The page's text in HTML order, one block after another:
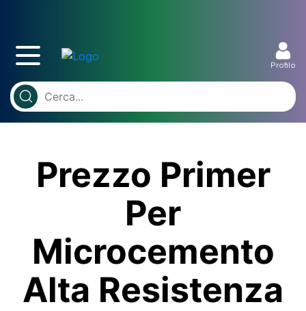
Profilo
Prezzo Primer
Per
Microcemento
Alta Resistenza